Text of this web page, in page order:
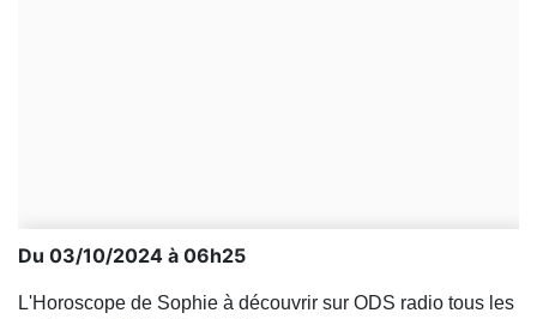
Du 03/10/2024 à 06h25
L'Horoscope de Sophie à découvrir sur ODS radio tous les